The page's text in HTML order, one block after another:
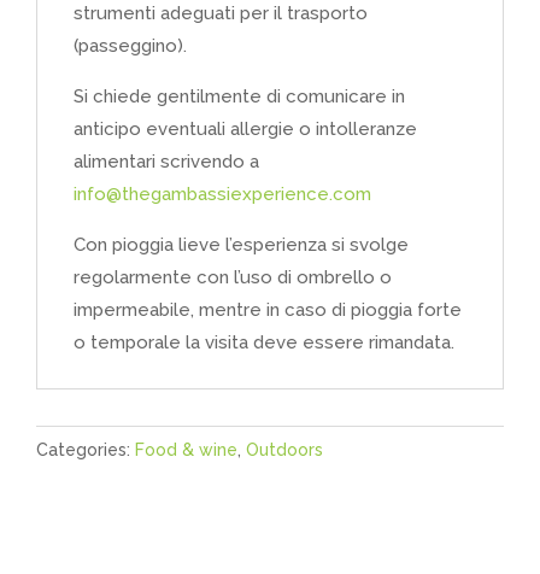
strumenti adeguati per il trasporto
(passeggino).
Si chiede gentilmente di comunicare in
anticipo eventuali allergie o intolleranze
alimentari scrivendo a
info@thegambassiexperience.com
Con pioggia lieve l’esperienza si svolge
regolarmente con l’uso di ombrello o
impermeabile, mentre in caso di pioggia forte
o temporale la visita deve essere rimandata.
Categories: Food & wine Outdoors